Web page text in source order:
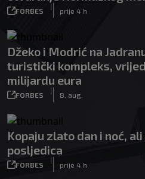
FORBES
|
prije 4 h
Džeko i Modrić na
turistički kompleks,
milijardu eura
FORBES
|
8. aug.
Kopaju zlato dan i noć,
posljedica
FORBES
|
prije 4 h